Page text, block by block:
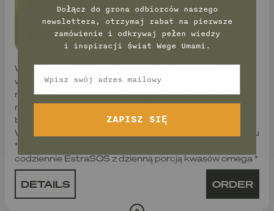
WEGETARIAŃSKA BEZ LAKTOZY * Typ diety:
wegetariańska * Dla kogo: osoby niejedzące mięsa z
nietolerancją laktozy * Cel: zdrowe odżywianie bez
mięsa i bez nabiału z laktozą * Zawiera: jaja, nabiał
bezlaktozowy, rośliny strączkowe, warzywa, owoce *
Wykluczenia: bez mięsa, bez ryb, bez laktozy, bez cukru
* Wyróżnik: odpowiednia przy nietolerancji laktozy,
codziennie EstraSOS z dzienną porcją kwasów omega *
DETAILS ORDER
Dołącz do grona odbiorców naszego
newslettera, otrzymaj rabat na pierwsze
zamówienie i odkrywaj pełen wiedzy
i inspiracji świat Wege Umami.
ZAPISZ SIĘ